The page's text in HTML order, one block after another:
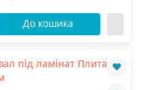
До кошика
під ламінат Плита